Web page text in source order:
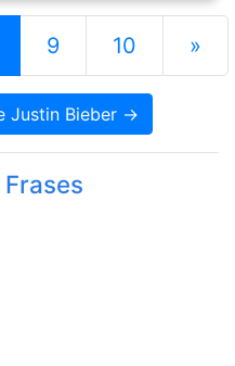
9 10 »
Justin Bieber →